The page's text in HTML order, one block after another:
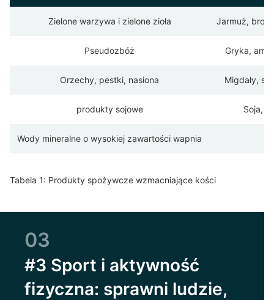
Zielone warzywa i zielone zioła Jarmuż,
Pseudozbóż Gryka,
Orzechy, pestki, nasiona Migdały,
produkty sojowe Soja,
Wody mineralne o wysokiej zawartości wapnia
Tabela 1: Produkty spożywcze wzmacniające kości
03
#3 Sport i aktywność
fizyczna: sprawni ludzie,